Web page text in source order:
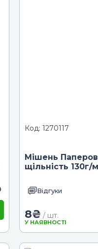
Код: 1270117
Мішень
щільність 130г/
Відгуки
8₴ / шт.
У НАЯВНОСТІ